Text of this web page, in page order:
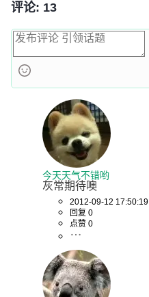
评论: 13
今天天气不错哟
灰常期待噢
2012-09-12 17:50:19
回复 0
点赞 0